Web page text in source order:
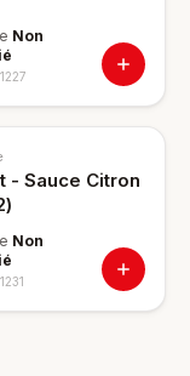
Non
- Sauce Citron
Non